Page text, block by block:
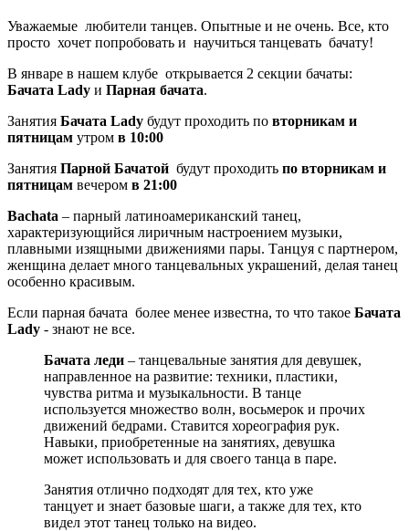
Уважаемые любители танцев. Опытные и не очень. Все, кто
просто хочет попробовать и научиться танцевать бачату!
В январе в нашем клубе открывается 2 секции бачаты:
Бачата Lady и Парная бачата.
Занятия Бачата Lady будут проходить по вторникам и
пятницам утром в 10:00
Занятия Парной Бачатой будут проходить по вторникам и
пятницам вечером в 21:00
Bachata – парный латиноамериканский танец,
характеризующийся лиричным настроением музыки,
плавными изящными движениями пары. Танцуя с партнером,
женщина делает много танцевальных украшений, делая танец
особенно красивым.
Если парная бачата более менее известна, то что такое Бачата
Lady - знают не все.
Бачата леди – танцевальные занятия для девушек,
направленное на развитие: техники, пластики,
чувства ритма и музыкальности. В танце
используется множество волн, восьмерок и прочих
движений бедрами. Ставится хореография рук.
Навыки, приобретенные на занятиях, девушка
может использовать и для своего танца в паре.
Занятия отлично подходят для тех, кто уже
танцует и знает базовые шаги, а также для тех, кто
видел этот танец только на видео.